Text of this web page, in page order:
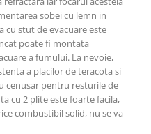
sobei cu lemn in
cu stut de evacuare este
poate fi montata
a fumului. La nevoie,
a placilor de teracota si
cenusar pentru resturile de
cu 2 plite este foarte facila,
combustibil solid, nu se va